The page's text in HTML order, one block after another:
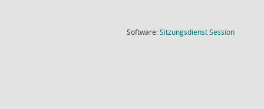
Software:SitzungsdienstSession(Wird in